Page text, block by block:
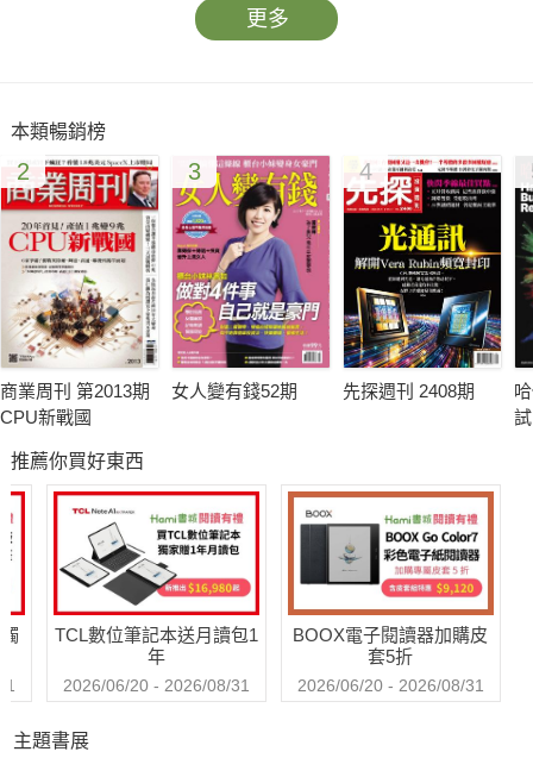
更多
本類暢銷榜
2
商業周刊 第2013期
CPU新戰國
3
女人變有錢52期
4
先探週刊 2408期
推薦你買好東西
TCL數位筆記本送月讀包1
年
2026/06/20 - 2026/08/31
BOOX電子閱讀器加購皮
套5折
2026/06/20 - 2026/08/31
主題書展